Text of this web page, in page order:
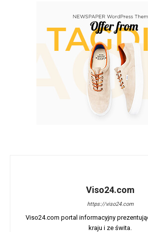
Viso24.com
https://viso24.com
Viso24.com portal informacyjny
kraju i ze świta.